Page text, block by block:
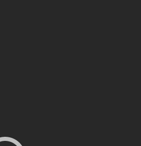
прогулки на катерах и яхтах со